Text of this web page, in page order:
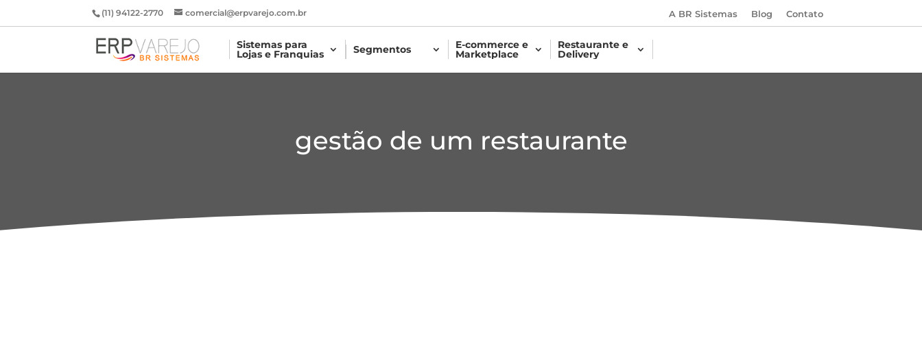
(11) 94122-2770 comercial@erpvarejo.com.br A BR Sistemas Blog Contato
Sistemas para
Lojas e Franquias Segmentos E-commerce e
Marketplace
Restaurante e
Delivery
gestão de um restaurante